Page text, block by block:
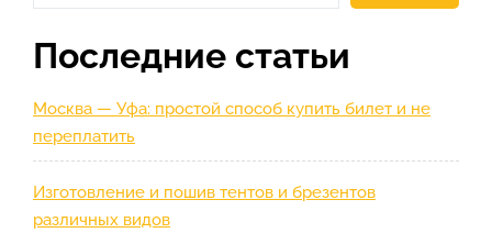
Последние статьи
Москва — Уфа: простой способ купить билет и не
переплатить
Изготовление и пошив тентов и брезентов
различных видов